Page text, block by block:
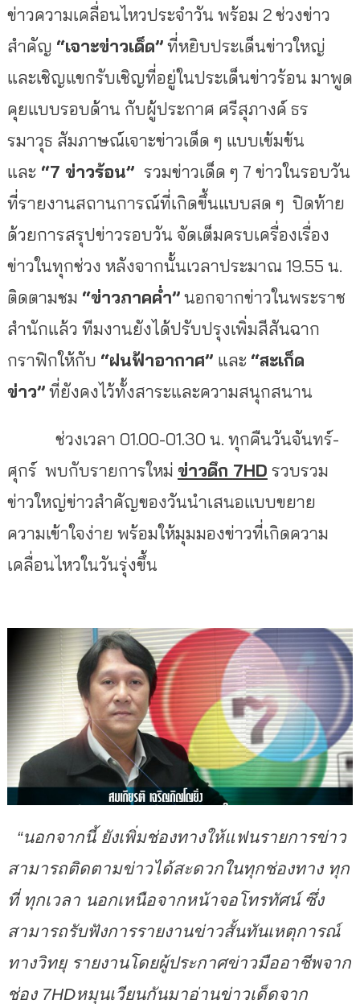
ข่าวความเคลื่อนไหวประจำวัน พร้อม 2 ช่วงข่าว
สำคัญ “เจาะข่าวเด็ด”ที่หยิบประเด็นข่าวใหญ่
และเชิญแขกรับเชิญที่อยู่ในประเด็นข่าวร้อน มาพูด
คุยแบบรอบด้าน กับผู้ประกาศ ศรีสุภางค์ ธร
รมาวุธ สัมภาษณ์เจาะข่าวเด็ด ๆ แบบเข้มข้น
และ “7 ข่าวร้อน” รวมข่าวเด็ด ๆ 7 ข่าวในรอบวัน
ที่รายงานสถานการณ์ที่เกิดขึ้นแบบสด ๆ ปิดท้าย
ด้วยการสรุปข่าวรอบวัน จัดเต็มครบเครื่องเรื่อง
ข่าวในทุกช่วง หลังจากนั้นเวลาประมาณ 19.55 น.
ติดตามชม “ข่าวภาคค่ำ”นอกจากข่าวในพระราช
สำนักแล้ว ทีมงานยังได้ปรับปรุงเพิ่มสีสันฉาก
กราฟิกให้กับ “ฝนฟ้าอากาศ” และ “สะเก็ด
ข่าว”ที่ยังคงไว้ทั้งสาระและความสนุกสนาน
ช่วงเวลา 01.00-01.30 น. ทุกคืนวันจันทร์-
ศุกร์ พบกับรายการใหม่ ข่าวดึก 7HD รวบรวม
ข่าวใหญ่ข่าวสำคัญของวันนำเสนอแบบขยาย
ความเข้าใจง่าย พร้อมให้มุมมองข่าวที่เกิดความ
เคลื่อนไหวในวันรุ่งขึ้น
“นอกจากนี้ ยังเพิ่มช่องทางให้แฟนรายการข่าว
สามารถติดตามข่าวได้สะดวกในทุกช่องทาง ทุก
ที่ ทุกเวลา นอกเหนือจากหน้าจอโทรทัศน์ ซึ่ง
สามารถรับฟังการรายงานข่าวสั้นทันเหตุการณ์
ทางวิทยุ รายงานโดยผู้ประกาศข่าวมืออาชีพจาก
ช่อง 7HDหมุนเวียนกันมาอ่านข่าวเด็ดจาก